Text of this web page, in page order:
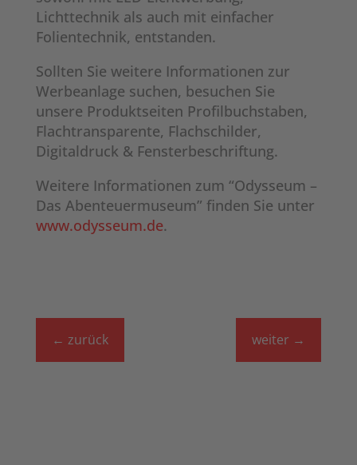
Lichttechnik als auch mit einfacher
Folientechnik, entstanden.
Sollten Sie weitere Informationen zur
Werbeanlage suchen, besuchen Sie
unsere Produktseiten Profilbuchstaben,
Flachtransparente, Flachschilder,
Digitaldruck & Fensterbeschriftung.
Weitere Informationen zum “Odysseum –
Das Abenteuermuseum” finden Sie unter
www.odysseum.de.
← zurück weiter →